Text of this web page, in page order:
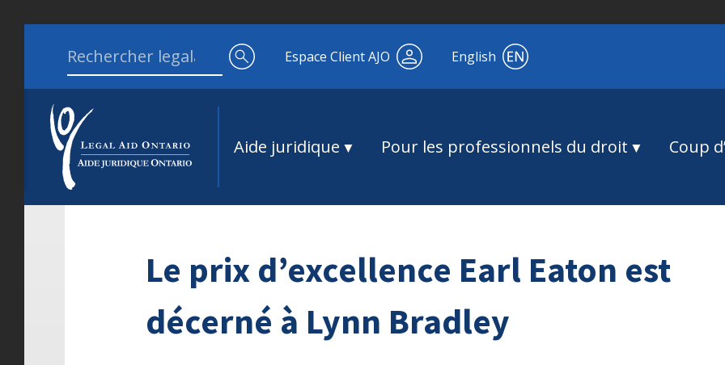
Search for:
Espace Client AJO English
Aide juridique Pour les professionnels du droit Coup
Le prix d’excellence Earl Eaton est
décerné à Lynn Bradley